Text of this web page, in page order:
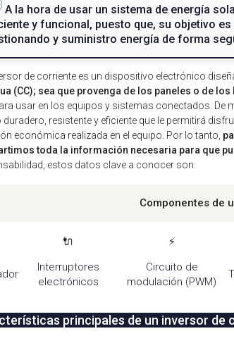
A la hora de usar un sistema de energía
y funcional, puesto que, su objetivo
y suministro energía de forma
de corriente es un dispositivo electrónico
(CC); sea que provenga de los paneles o de
usar en los equipos y sistemas conectados. De
duradero, resistente y eficiente que le permitirá
económica realizada en el equipo. Por lo tanto,
toda la información necesaria para que
estos datos clave a conocer son:
Componentes de
🔌
Interruptores
electrónicos
⚡
Circuito de
modulación (PWM)
principales de un inversor de